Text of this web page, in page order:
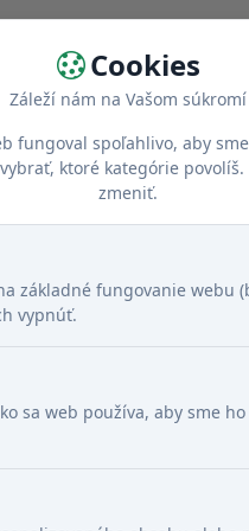
Domov
Krajina receptu
Cookies
Záleží nám na Vašom súkromí
fungoval spoľahlivo, aby
ktoré kategórie povolíš.
zmeniť.
základné fungovanie webu
vypnúť.
sa web používa, aby sme